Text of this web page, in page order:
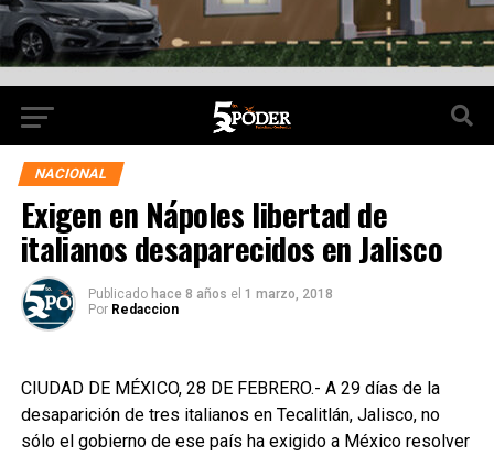
NACIONAL
Exigen en Nápoles libertad de
italianos desaparecidos en Jalisco
Publicado hace 8 años el 1 marzo, 2018
Por Redaccion
CIUDAD DE MÉXICO, 28 DE FEBRERO.- A 29 días de la
desaparición de tres italianos en Tecalitlán, Jalisco, no
sólo el gobierno de ese país ha exigido a México resolver